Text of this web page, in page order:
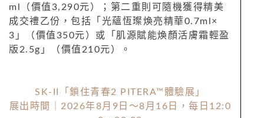
ml（價值3,290元）；第二重則可隨機獲得精美
成交禮乙份，包括「光蘊恆璨煥亮精華0.7ml×
3」（價值350元）或「肌源賦能煥顏活膚霜輕盈
版2.5g」（價值210元）。
SK-II「鎖住青春2 PITERA™體驗展」
展出時間｜2026年8月9日～8月16日，每日12:0